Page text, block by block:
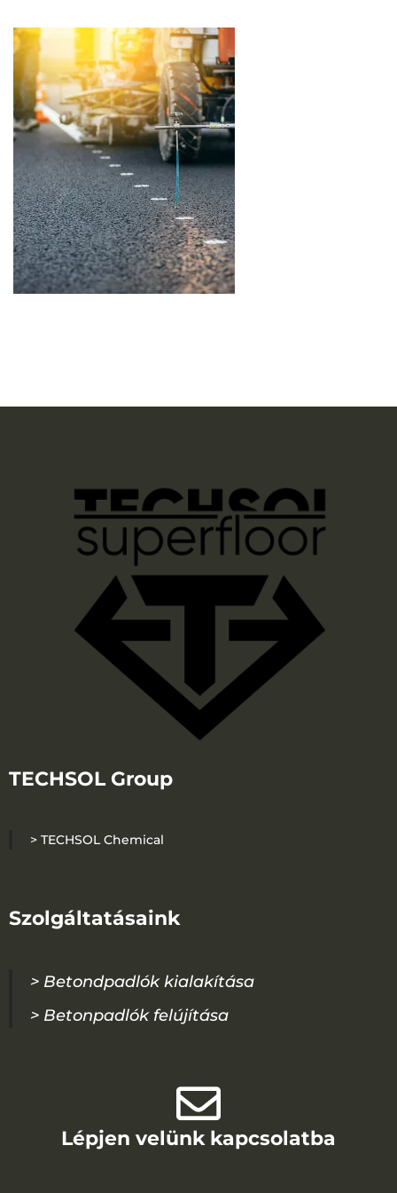
TECHSOL Group
> TECHSOL Chemical
Szolgáltatásaink
> Betondpadlók kialakítása
> Betonpadlók felújítása
Lépjen velünk kapcsolatba